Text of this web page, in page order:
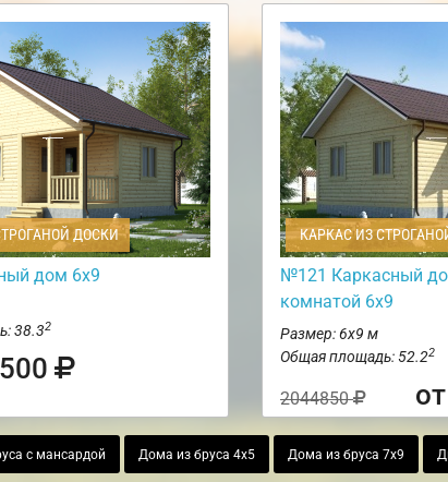
ДОСКИ
дом 6х9
38.32
КАРКАС ИЗ
№121 Каркасный
комнатой 6х9
Размер: 6х9 м
Общая площадь: 52.22
2044850
с мансардой Дома из бруса 4х5 Дома из бруса 7х9